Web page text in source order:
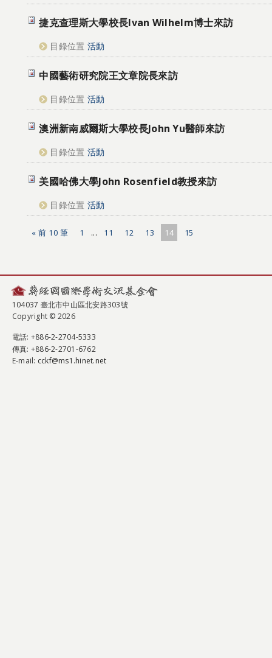
捷克查理斯大學校長Ivan Wilhelm博士來訪
目錄位置 活動
中國藝術研究院王文章院長來訪
目錄位置 活動
澳洲新南威爾斯大學校長John Yu醫師來訪
目錄位置 活動
美國哈佛大學John Rosenfield教授來訪
目錄位置 活動
« 前 10 筆 1 ... 11 12 13 14 15
104037 臺北市中山區北安路303號
Copyright © 2026
電話: +886-2-2704-5333
傳真: +886-2-2701-6762
E-mail: cckf@ms1.hinet.net